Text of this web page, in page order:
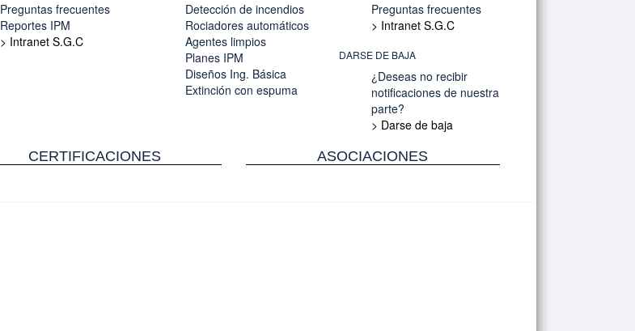
Preguntas frecuentes
Reportes IPM
> Intranet S.G.C
Detección de incendios
Rociadores automáticos
Agentes limpios
Planes IPM
Diseños Ing. Básica
Extinción con espuma
Preguntas frecuentes
> Intranet S.G.C
DARSE DE BAJA
¿Deseas no recibir
notificaciones de nuestra
parte?
> Darse de baja
CERTIFICACIONES
ASOCIACIONES